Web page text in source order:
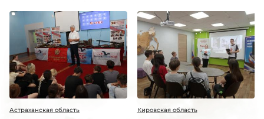
Астраханская область Кировская область